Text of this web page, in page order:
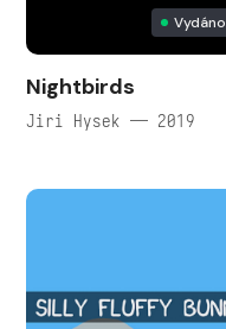
Vydáno
Nightbirds
Jiri Hysek — 2019